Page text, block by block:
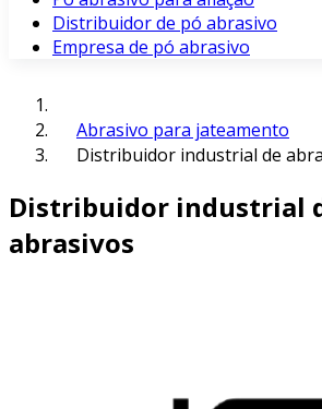
Distribuidor de pó abrasivo
Empresa de pó abrasivo
Abrasivo para jateamento
Distribuidor industrial de
Distribuidor industrial
abrasivos